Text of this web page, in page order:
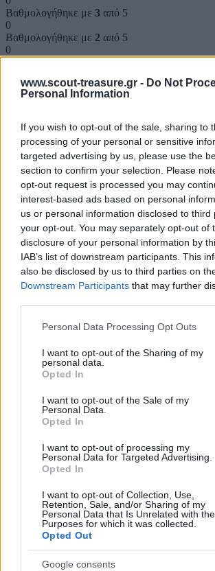
www.scout-treasure.gr - Do Not
Personal Information
If you wish to opt-out of the sale, sharing to
processing of your personal or sensitive
targeted advertising by us, please use the
section to confirm your selection. Please
opt-out request is processed you may
interest-based ads based on personal
us or personal information disclosed to third
your opt-out. You may separately opt-out of
disclosure of your personal information by
IAB’s list of downstream participants. This
also be disclosed by us to third parties on
Downstream Participants that may further
Please note that this website/app uses one
not limited to your visit or usage behaviour.
grant or deny consent to Google and its
use your data for below specified purposes
consent section.
Personal Data Processing Opt Outs
I want to opt-out of the Sharing of my
personal data.
Opted In
I want to opt-out of the Sale of my
Personal Data.
Opted In
I want to opt-out of processing my
Personal Data for Targeted Advertising.
Opted In
I want to opt-out of Collection, Use,
Retention, Sale, and/or Sharing of my
Personal Data that Is Unrelated with the
Purposes for which it was collected.
Opted Out
Google consents
Βαθμολογήθηκε με 3 από 5
0
Βαθμολογήθηκε με 2 από 5
0
Αξιολογήσεις
Clear filters
Δεν υπάρχει καμία αξιολόγηση ακόμη.
Κάνετε την πρώτη αξιολόγηση για το
ΦΡΟΥΡΙΟΥ (CAPTURE THE FORT)”
Η ηλ. διεύθυνση σας δεν δημοσιεύεται. Τα
σημειώνονται με*
Η βαθμολογία σας*
Η αξιολόγησή σας*
*
Αποθήκευσε το όνομά μου, email, και τον
αυτόν τον πλοηγό για την επόμενη φορά που
ΠΙΣΩ ΣΕ Προσκοπικά παιχνίδια
Σχετικά προϊόντα